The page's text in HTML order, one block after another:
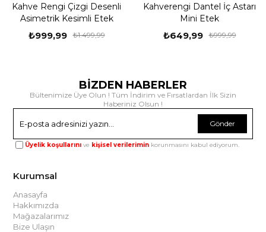
Kahve Rengi Çizgi Desenli
Asimetrik Kesimli Etek
₺999,99 ₺1.499,99
Kahverengi Dantel İç Astarı
Mini Etek
₺649,99 ₺999,99
BİZDEN HABERLER
Bültenimize Üye Olun ! Tüm İndirim ve Fırsatlardan İlk Sizin
Haberiniz Olsun !
Gönder
Üyelik koşullarını ve kişisel verilerimin korunmasını kabul ediyorum.
Kurumsal
Anasayfa
Hakkımızda
Mağazalarımız
Bize Ulaşın